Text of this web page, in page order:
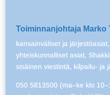
Toiminnanjohtaja Marko
kansainväliset ja
yhteiskunnalliset asiat,
sisäinen viestintä, kilpailu- ja
050 5813500 (ma–ke klo